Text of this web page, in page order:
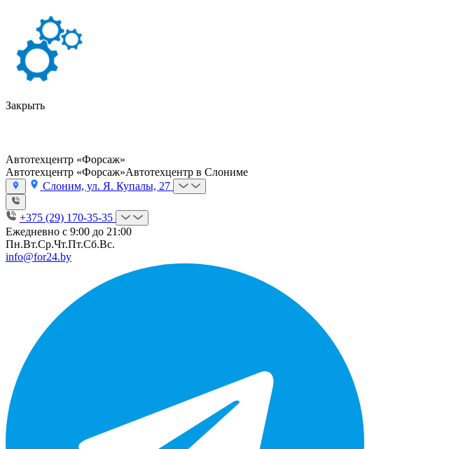
Закрыть
Автотехцентр «Форсаж»
Автотехцентр «Форсаж»Автотехцентр в Слониме
Слоним, ул. Я. Купалы, 27
+375 (29) 170-35-35
Ежедневно с 9:00 до 21:00
Пн.Вт.Ср.Чт.Пт.Сб.Вс.
info@for24.by